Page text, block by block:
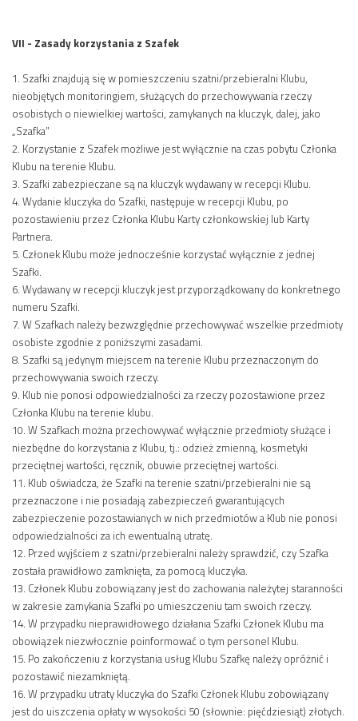
VII - Zasady korzystania z Szafek
1. Szafki znajdują się w pomieszczeniu szatni/przebieralni Klubu,
nieobjętych monitoringiem, służących do przechowywania rzeczy
osobistych o niewielkiej wartości, zamykanych na kluczyk, dalej, jako
„Szafka”
2. Korzystanie z Szafek możliwe jest wyłącznie na czas pobytu Członka
Klubu na terenie Klubu.
3. Szafki zabezpieczane są na kluczyk wydawany w recepcji Klubu.
4. Wydanie kluczyka do Szafki, następuje w recepcji Klubu, po
pozostawieniu przez Członka Klubu Karty członkowskiej lub Karty
Partnera.
5. Członek Klubu może jednocześnie korzystać wyłącznie z jednej
Szafki.
6. Wydawany w recepcji kluczyk jest przyporządkowany do konkretnego
numeru Szafki.
7. W Szafkach należy bezwzględnie przechowywać wszelkie przedmioty
osobiste zgodnie z poniższymi zasadami.
8. Szafki są jedynym miejscem na terenie Klubu przeznaczonym do
przechowywania swoich rzeczy.
9. Klub nie ponosi odpowiedzialności za rzeczy pozostawione przez
Członka Klubu na terenie klubu.
10. W Szafkach można przechowywać wyłącznie przedmioty służące i
niezbędne do korzystania z Klubu, tj.: odzież zmienną, kosmetyki
przeciętnej wartości, ręcznik, obuwie przeciętnej wartości.
11. Klub oświadcza, że Szafki na terenie szatni/przebieralni nie są
przeznaczone i nie posiadają zabezpieczeń gwarantujących
zabezpieczenie pozostawianych w nich przedmiotów a Klub nie ponosi
odpowiedzialności za ich ewentualną utratę.
12. Przed wyjściem z szatni/przebieralni należy sprawdzić, czy Szafka
została prawidłowo zamknięta, za pomocą kluczyka.
13. Członek Klubu zobowiązany jest do zachowania należytej staranności
w zakresie zamykania Szafki po umieszczeniu tam swoich rzeczy.
14. W przypadku nieprawidłowego działania Szafki Członek Klubu ma
obowiązek niezwłocznie poinformować o tym personel Klubu.
15. Po zakończeniu z korzystania usług Klubu Szafkę należy opróżnić i
pozostawić niezamkniętą.
16. W przypadku utraty kluczyka do Szafki Członek Klubu zobowiązany
jest do uiszczenia opłaty w wysokości 50 (słownie: pięćdziesiąt) złotych.